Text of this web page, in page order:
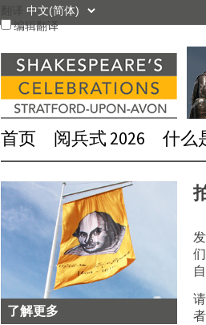
编辑翻译
首页 阅兵式 2026 什么
了解更多